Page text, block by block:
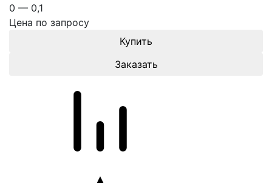
0 — 0,1
Цена по запросу
Заказать